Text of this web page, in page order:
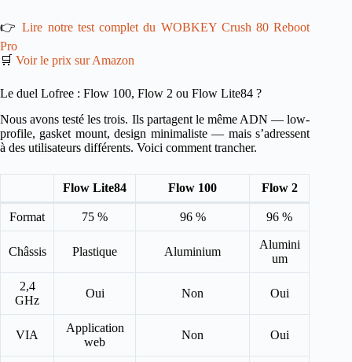
👉Lire notre test complet du WOBKEY Crush 80 Reboot
Pro
🛒 Voir le prix sur Amazon
Le duel Lofree : Flow 100, Flow 2 ou Flow Lite84 ?
Nous avons testé les trois. Ils partagent le même ADN — low-
profile, gasket mount, design minimaliste — mais s’adressent
à des utilisateurs différents. Voici comment trancher.
Flow Lite84 Flow 100 Flow 2
Format 75 % 96 % 96 %
Châssis Plastique Aluminium
Alumini
um
2,4
GHz
Oui Non Oui
VIA
Application
web
Non Oui